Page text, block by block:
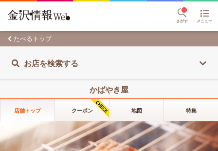
さがす メニュー
たべるトップ
お店を検索する
かばやき屋
店舗トップ クーポン 地図 特集